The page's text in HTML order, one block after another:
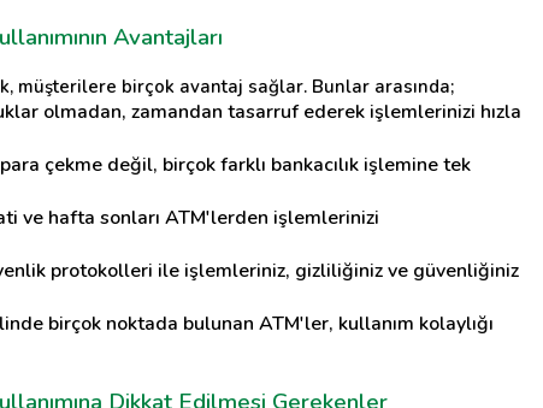
Avantajları
müşterilere birçok avantaj sağlar. Bunlar arasında;
olmadan, zamandan tasarruf ederek işlemlerinizi hızla
çekme değil, birçok farklı bankacılık işlemine tek
ve hafta sonları ATM'lerden işlemlerinizi
protokolleri ile işlemleriniz, gizliliğiniz ve güvenliğiniz
birçok noktada bulunan ATM'ler, kullanım kolaylığı